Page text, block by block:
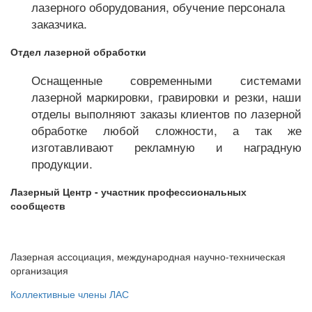
лазерного оборудования, обучение персонала
заказчика.
Отдел лазерной обработки
Оснащенные современными системами
лазерной маркировки, гравировки и резки, наши
отделы выполняют заказы клиентов по лазерной
обработке любой сложности, а так же
изготавливают рекламную и наградную
продукции.
Лазерный Центр - участник профессиональных
сообществ
Лазерная ассоциация, международная научно-техническая
организация
Коллективные члены ЛАС